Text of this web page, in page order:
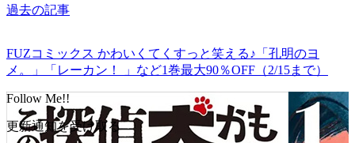
過去の記事
FUZコミックス かわいくてくすっと笑える♪「孔明のヨ
メ。」「レーカン！ 」など1巻最大90％OFF（2/15まで）
Follow Me!!
更新通知を受け取る